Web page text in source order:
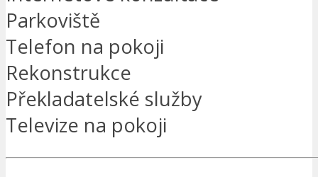
Parkoviště
Telefon na pokoji
Rekonstrukce
Překladatelské služby
Televize na pokoji